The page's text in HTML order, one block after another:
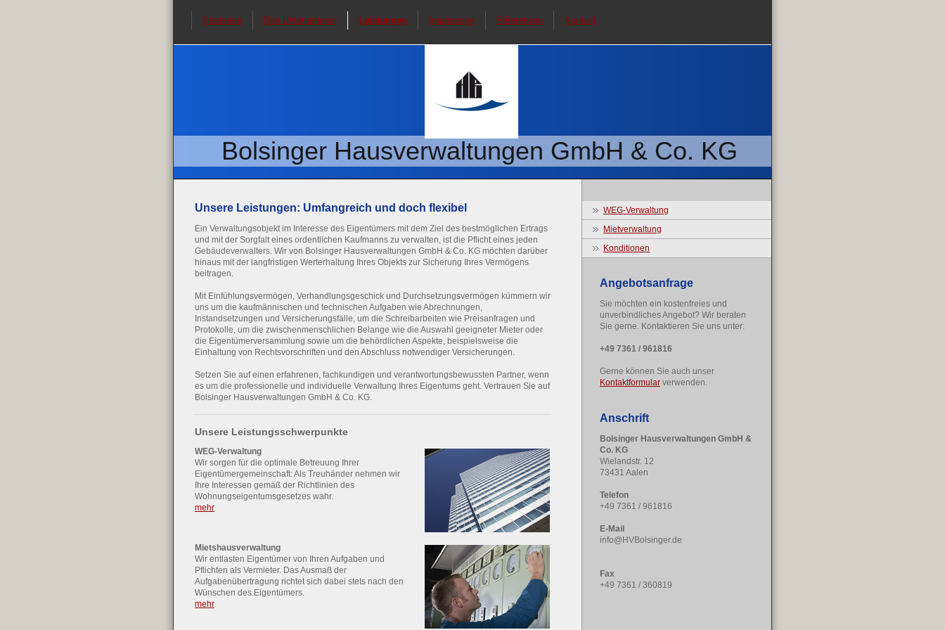
Startseite Das Unternehmen Leistungen Impressum Referenzen Kontakt
Bolsinger Hausverwaltungen GmbH & Co. KG
Unsere Leistungen: Umfangreich und doch flexibel
Ein Verwaltungsobjekt im Interesse des Eigentümers mit dem Ziel des bestmöglichen Ertrags
und mit der Sorgfalt eines ordentlichen Kaufmanns zu verwalten, ist die Pflicht eines jeden
Gebäudeverwalters. Wir von Bolsinger Hausverwaltungen GmbH & Co. KG möchten darüber
hinaus mit der langfristigen Werterhaltung Ihres Objekts zur Sicherung Ihres Vermögens
beitragen.
Mit Einfühlungsvermögen, Verhandlungsgeschick und Durchsetzungsvermögen kümmern wir
uns um die kaufmännischen und technischen Aufgaben wie Abrechnungen,
Instandsetzungen und Versicherungsfälle, um die Schreibarbeiten wie Preisanfragen und
Protokolle, um die zwischenmenschlichen Belange wie die Auswahl geeigneter Mieter oder
die Eigentümerversammlung sowie um die behördlichen Aspekte, beispielsweise die
Einhaltung von Rechtsvorschriften und den Abschluss notwendiger Versicherungen.
Setzen Sie auf einen erfahrenen, fachkundigen und verantwortungsbewussten Partner, wenn
es um die professionelle und individuelle Verwaltung Ihres Eigentums geht. Vertrauen Sie auf
Bolsinger Hausverwaltungen GmbH & Co. KG.
Unsere Leistungsschwerpunkte
WEG-Verwaltung
Wir sorgen für die optimale Betreuung Ihrer
Eigentümergemeinschaft: Als Treuhänder nehmen wir
Ihre Interessen gemäß der Richtlinien des
Wohnungseigentumsgesetzes wahr.
mehr
Mietshausverwaltung
Wir entlasten Eigentümer von Ihren Aufgaben und
Pflichten als Vermieter. Das Ausmaß der
Aufgabenübertragung richtet sich dabei stets nach den
Wünschen des Eigentümers.
mehr
WEG-Verwaltung
Mietverwaltung
Konditionen
Angebotsanfrage
Sie möchten ein kostenfreies und
unverbindliches Angebot? Wir beraten
Sie gerne. Kontaktieren Sie uns unter:
+49 7361 / 961816
Gerne können Sie auch unser
Kontaktformular verwenden.
Anschrift
Bolsinger Hausverwaltungen GmbH &
Co. KG
Wielandstr. 12
73431 Aalen
Telefon
+49 7361 / 961816
E-Mail
info@HVBolsinger.de
Fax
+49 7361 / 360819